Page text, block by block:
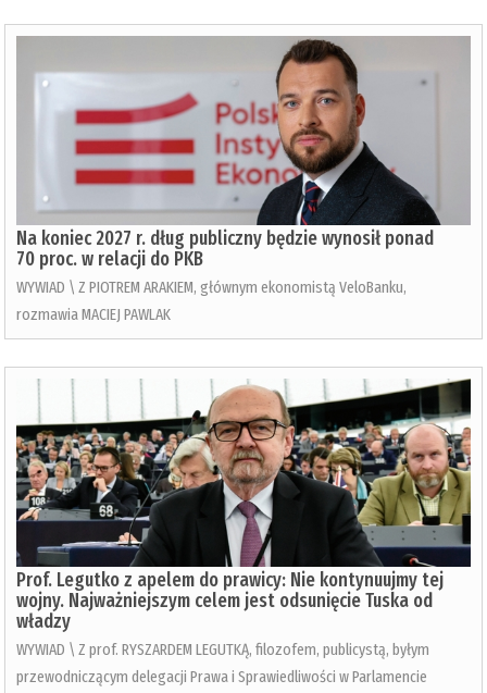
Na koniec 2027 r. dług publiczny będzie wynosił ponad
70 proc. w relacji do PKB
WYWIAD \ Z PIOTREM ARAKIEM, głównym ekonomistą VeloBanku,
rozmawia MACIEJ PAWLAK
Prof. Legutko z apelem do prawicy: Nie kontynuujmy tej
wojny. Najważniejszym celem jest odsunięcie Tuska od
władzy
WYWIAD \ Z prof. RYSZARDEM LEGUTKĄ, filozofem, publicystą, byłym
przewodniczącym delegacji Prawa i Sprawiedliwości w Parlamencie